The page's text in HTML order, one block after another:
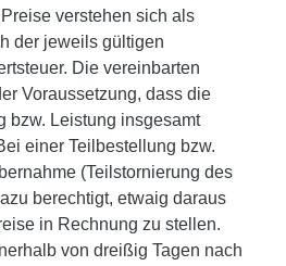
verstehen sich als
der jeweils gültigen
Die vereinbarten
Voraussetzung, dass die
bzw. Leistung insgesamt
einer Teilbestellung bzw.
(Teilstornierung des
berechtigt, etwaig daraus
in Rechnung zu stellen.
von dreißig Tagen nach